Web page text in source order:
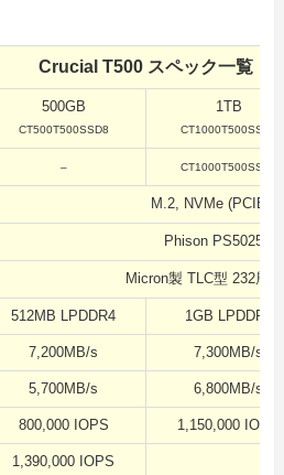
Crucial T500 スペック一覧
500GB
CT500T500SSD8
1TB
CT1000T500SSD8
– CT1000T500SSD5
M.2, NVMe
Phison PS5025-
Micron製 TLC型 232層
512MB LPDDR4 1GB LPDDR4
7,200MB/s 7,300MB/s
5,700MB/s 6,800MB/s
800,000 IOPS 1,150,000 IOPS
1,390,000 IOPS